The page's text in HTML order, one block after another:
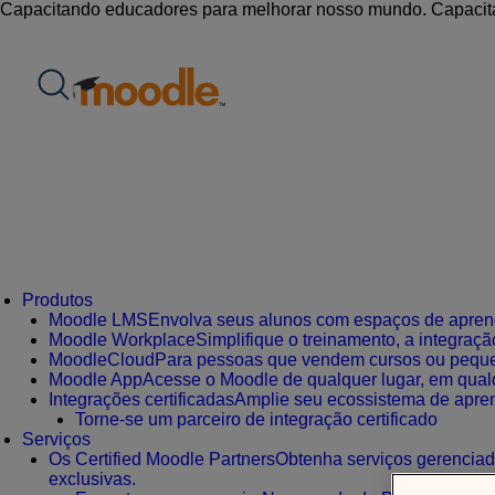
Ir
conteúdo
Capacitando educadores para melhorar nosso mundo.
Produtos
Moodle LMS Envolva seus alunos com espaços de
Moodle WorkplaceSimplifique o treinamento, a
MoodleCloud Para pessoas que vendem cursos ou
Moodle AppAcesse o Moodle de qualquer lugar, em
Integrações certificadasAmplie seu ecossistema de
Torne-se um parceiro de integração certificado
Serviços
Os Certified Moodle PartnersObtenha serviços
exclusivas.